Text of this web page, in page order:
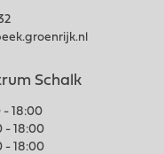
Schalk
- 18:00
- 18:00
- 18:00